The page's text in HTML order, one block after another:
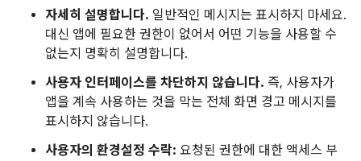
자세히 설명합니다. 일반적인 메시지는 표시하지 마세요.
대신 앱에 필요한 권한이 없어서 어떤 기능을 사용할 수
없는지 명확히 설명합니다.
사용자 인터페이스를 차단하지 않습니다. 즉, 사용자가
앱을 계속 사용하는 것을 막는 전체 화면 경고 메시지를
표시하지 않습니다.
사용자의 환경설정 수락: 요청된 권한에 대한 액세스 부